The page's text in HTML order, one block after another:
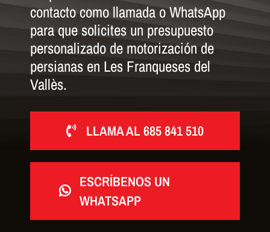
contacto como llamada o WhatsApp
para que solicites un presupuesto
personalizado de motorización de
persianas en Les Franqueses del
Vallès.
LLAMA AL 685 841 510
ESCRÍBENOS UN
WHATSAPP